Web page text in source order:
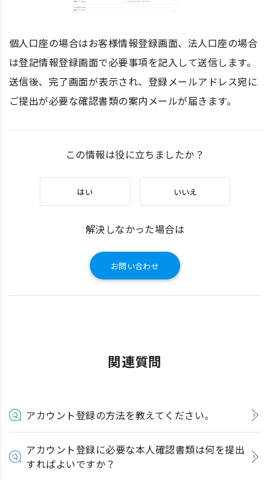
個人口座の場合はお客様情報登録画面、法人口座の場合
は登記情報登録画面で必要事項を記入して送信します。
送信後、完了画面が表示され、登録メールアドレス宛に
ご提出が必要な確認書類の案内メールが届きます。
この情報は役に立ちましたか？
はい いいえ
解決しなかった場合は
お問い合わせ
関連質問
アカウント登録の方法を教えてください。
アカウント登録に必要な本人確認書類は何を提出
すればよいですか？